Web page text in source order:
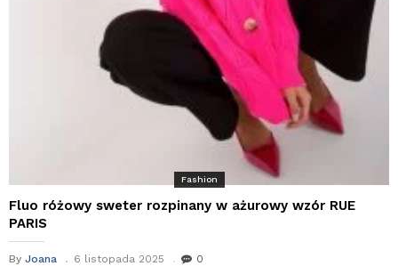
Fashion
Fluo różowy sweter rozpinany w ażurowy wzór RUE
PARIS
By Joana 6 listopada 2025 0